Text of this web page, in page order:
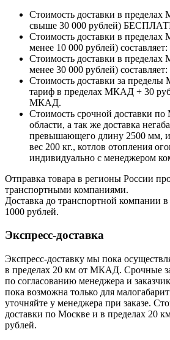
Стоимость доставки в
свыше 30 000 рублей)
Стоимость доставки в
менее 10 000 рублей)
Стоимость доставки в
менее 30 000 рублей)
Стоимость доставки за
тариф в пределах МКАД + 30
МКАД.
Стоимость срочной доставки
области, а так же доставка
превышающего длину 2500 мм,
вес 200 кг., котлов отопления
индивидуально с менеджером
Отправка товара в регионы России
транспортными компаниями.
Доставка до транспортной компании в
1000 рублей.
Экспресс-доставка
Экспресс-доставку мы пока
в пределах 20 км от МКАД. Срочные
по согласованию менеджера и
пока возможна только для
уточняйте у менеджера при заказе.
доставки по Москве и в пределах 20
рублей.